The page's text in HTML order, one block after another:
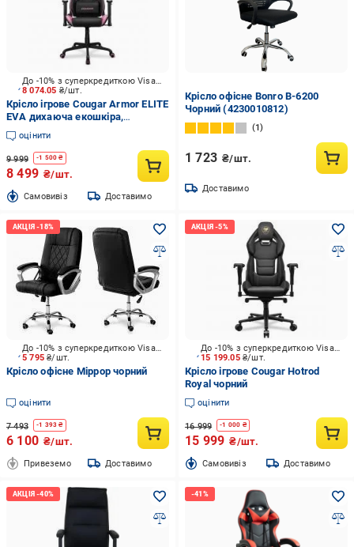
8 074.05 ₴/шт.
До -10% з суперкредиткою Visa Вигода
Крісло ігрове Cougar Armor ELITE
EVA дихаюча екошкіра,
сталевий каркас чорний
оцінити
9 999 -1 500 ₴
8 499 ₴/шт.
Cамовивіз Доставимо
Крісло офісне Bonro B-6200
Чорний (4230010812)
1
1 723 ₴/шт.
Доставимо
5 795₴/шт.
До -10% з суперкредиткою Visa Вигода
Крісло офісне Міррор чорний
оцінити
7 493 -1 393 ₴
6 100 ₴/шт.
Привеземо Доставимо
15 199.05 ₴/шт.
До -10% з суперкредиткою Visa Вигода
Крісло ігрове Cougar Hotrod
Royal чорний
оцінити
16 999 -1 000 ₴
15 999 ₴/шт.
Cамовивіз Доставимо